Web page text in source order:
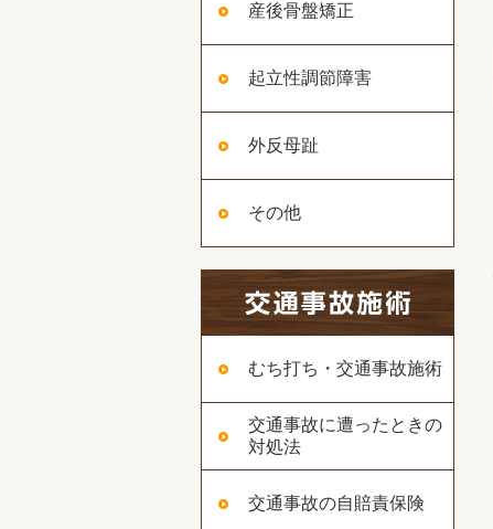
産後骨盤矯正
起立性調節障害
外反母趾
その他
むち打ち・交通事故施術
交通事故に遭ったときの
対処法
交通事故の自賠責保険